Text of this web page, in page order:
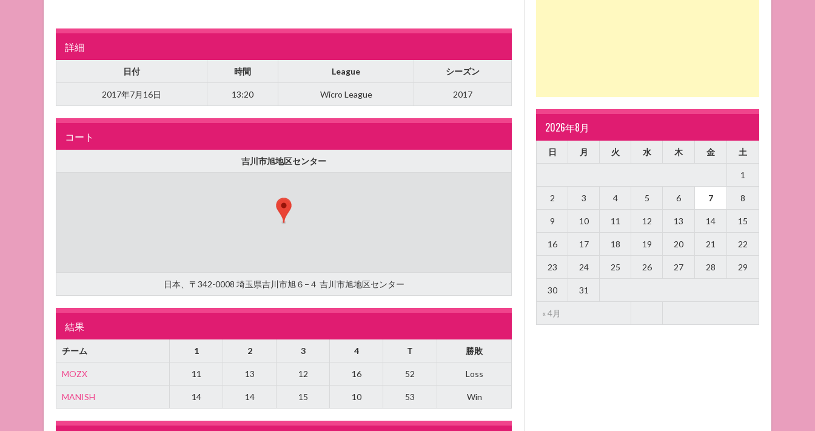
詳細
日付 時間 League シーズン
2017年7月16日 13:20 Wicro League 2017
コート
吉川市旭地区センター
日本、〒342-0008 埼玉県吉川市旭６−４ 吉川市旭地区センター
結果
チーム 1 2 3 4 T 勝敗
MOZX 11 13 12 16 52 Loss
MANISH 14 14 15 10 53 Win
2026年8月
日 月 火 水 木 金 土
« 4月
1
2 3 4 5 6 7 8
9 10 11 12 13 14 15
16 17 18 19 20 21 22
23 24 25 26 27 28 29
30 31